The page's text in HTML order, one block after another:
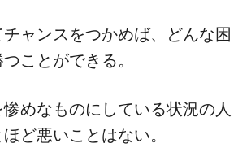
ャンスをつかめば、どんな困
ことができる。
めなものにしている状況の人
ど悪いことはない。